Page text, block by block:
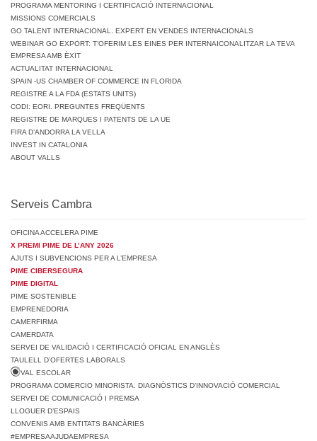
PROGRAMA MENTORING I CERTIFICACIÓ INTERNACIONAL
MISSIONS COMERCIALS
GO TALENT INTERNACIONAL. EXPERT EN VENDES INTERNACIONALS
WEBINAR GO EXPORT: T’OFERIM LES EINES PER INTERNAICONALITZAR LA TEVA
EMPRESA AMB ÈXIT
ACTUALITAT INTERNACIONAL
SPAIN -US CHAMBER OF COMMERCE IN FLORIDA
REGISTRE A LA FDA (ESTATS UNITS)
CODI: EORI. PREGUNTES FREQÜENTS
REGISTRE DE MARQUES I PATENTS DE LA UE
FIRA D’ANDORRA LA VELLA
INVEST IN CATALONIA
ABOUT VALLS
Serveis Cambra
OFICINA ACCELERA PIME
X PREMI PIME DE L’ANY 2026
AJUTS I SUBVENCIONS PER A L’EMPRESA
PIME CIBERSEGURA
PIME DIGITAL
PIME SOSTENIBLE
EMPRENEDORIA
CAMERFIRMA
CAMERDATA
SERVEI DE VALIDACIÓ I CERTIFICACIÓ OFICIAL EN ANGLÈS
TAULELL D’OFERTES LABORALS
VAL ESCOLAR
PROGRAMA COMERCIO MINORISTA. DIAGNÒSTICS D’INNOVACIÓ COMERCIAL
SERVEI DE COMUNICACIÓ I PREMSA
LLOGUER D’ESPAIS
CONVENIS AMB ENTITATS BANCÀRIES
#EMPRESAAJUDAEMPRESA